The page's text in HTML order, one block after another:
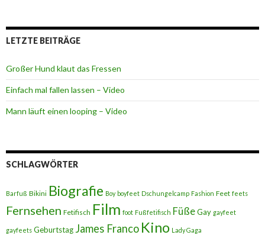
LETZTE BEITRÄGE
Großer Hund klaut das Fressen
Einfach mal fallen lassen – Video
Mann läuft einen looping – Video
SCHLAGWÖRTER
Barfuß Bikini Biografie Boy boyfeet Dschungelcamp Fashion Feet feets
Fernsehen Fetifisch Film foot Fußfetifisch FüßeGay gayfeet
gayfeets Geburtstag James Franco Kino Lady Gaga